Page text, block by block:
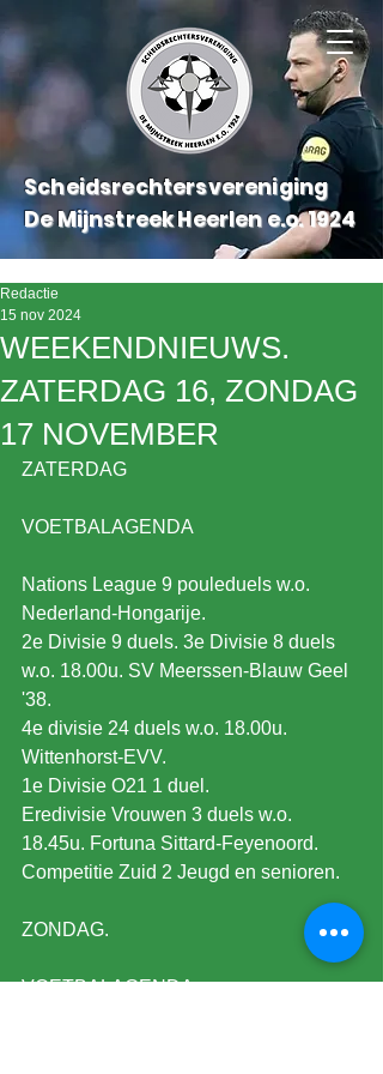
Scheidsrechtersvereniging
De Mijnstreek Heerlen e.o.1924
WEEKENDNIEUWS.
ZATERDAG 16, ZONDAG
17 NOVEMBER
Redactie
15 nov 2024
ZATERDAG
VOETBALAGENDA
Nations League 9 pouleduels w.o.
Nederland-Hongarije.
2e Divisie 9 duels. 3e Divisie 8 duels
w.o. 18.00u. SV Meerssen-Blauw Geel
'38.
4e divisie 24 duels w.o. 18.00u.
Wittenhorst-EVV.
1e Divisie O21 1 duel.
Eredivisie Vrouwen 3 duels w.o.
18.45u. Fortuna Sittard-Feyenoord.
Competitie Zuid 2 Jeugd en senioren.
ZONDAG.
VOETBALAGENDA